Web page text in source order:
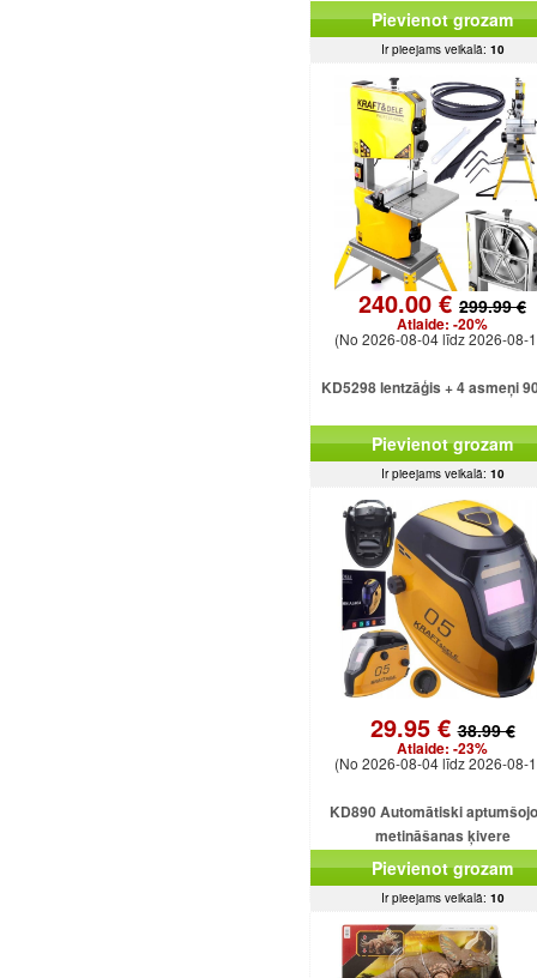
Pievienot grozam
Ir pieejams veikalā: 10
240.00 €299.99 €
Atlaide: -20%
(No 2026-08-04 līdz 2026-08-
KD5298 lentzāģis + 4 asmeņi
Pievienot grozam
Ir pieejams veikalā: 10
29.95 €38.99 €
Atlaide: -23%
(No 2026-08-04 līdz 2026-08-
KD890 Automātiski
metināšanas ķivere
Pievienot grozam
Ir pieejams veikalā: 10